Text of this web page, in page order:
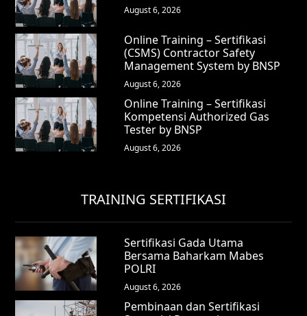
August 6, 2026
Online Training – Sertifikasi
(CSMS) Contractor Safety
Management System by BNSP
August 6, 2026
Online Training – Sertifikasi
Kompetensi Authorized Gas
Tester by BNSP
August 6, 2026
TRAINING SERTIFIKASI
Sertifikasi Gada Utama
Bersama Baharkam Mabes
POLRI
August 6, 2026
Pembinaan dan Sertifikasi